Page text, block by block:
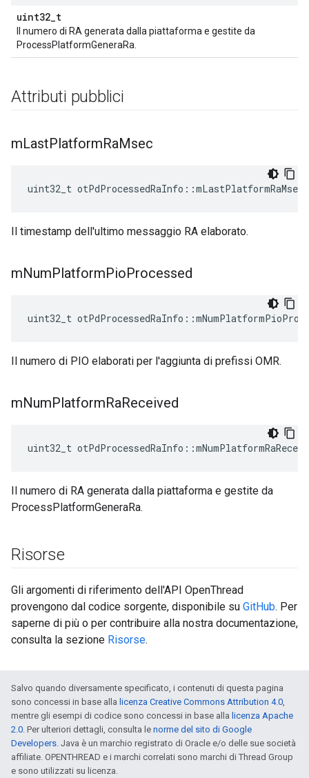
uint32_t
Il numero di RA generata dalla piattaforma e gestite da
ProcessPlatformGeneraRa.
Attributi pubblici
mLastPlatformRaMsec
uint32_t otPdProcessedRaInfo ::mLastPlatformRaMsec
Il timestamp dell'ultimo messaggio RA elaborato.
mNumPlatformPioProcessed
uint32_t otPdProcessedRaInfo ::
Il numero di PIO elaborati per l'aggiunta di prefissi OMR.
mNumPlatformRaReceived
uint32_t otPdProcessedRaInfo ::
Il numero di RA generata dalla piattaforma e gestite da
ProcessPlatformGeneraRa.
Risorse
Gli argomenti di riferimento dell'API OpenThread
provengono dal codice sorgente, disponibile su GitHub. Per
saperne di più o per contribuire alla nostra documentazione,
consulta la sezione Risorse.
Salvo quando diversamente specificato, i contenuti di questa pagina
sono concessi in base alla licenza Creative Commons Attribution 4.0,
mentre gli esempi di codice sono concessi in base alla licenza Apache
2.0. Per ulteriori dettagli, consulta le norme del sito di Google
Developers. Java è un marchio registrato di Oracle e/o delle sue società
affiliate. OPENTHREAD e i marchi correlati sono marchi di Thread Group
e sono utilizzati su licenza.